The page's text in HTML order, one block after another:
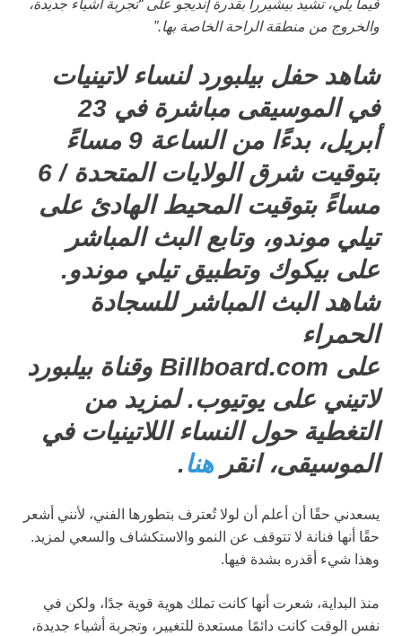
فيما يلي، تشيد بيشيررا بقدرة إنديجو على “تجربة أشياء جديدة،
والخروج من منطقة الراحة الخاصة بها.”
شاهد حفل بيلبورد لنساء لاتينيات
في الموسيقى مباشرة في 23
أبريل، بدءًا من الساعة 9 مساءً
بتوقيت شرق الولايات المتحدة / 6
مساءً بتوقيت المحيط الهادئ على
تيلي موندو، وتابع البث المباشر
على بيكوك وتطبيق تيلي موندو.
شاهد البث المباشر للسجادة
الحمراء
على Billboard.com وقناة بيلبورد
لاتيني على يوتيوب. لمزيد من
التغطية حول النساء اللاتينيات في
الموسيقى، انقر هنا.
يسعدني حقًا أن أعلم أن لولا تُعترف بتطورها الفني، لأنني أشعر
حقًا أنها فنانة لا تتوقف عن النمو والاستكشاف والسعي لمزيد.
وهذا شيء أقدره بشدة فيها.
منذ البداية، شعرت أنها كانت تملك هوية قوية جدًا، ولكن في
نفس الوقت كانت دائمًا مستعدة للتغيير، وتجربة أشياء جديدة،